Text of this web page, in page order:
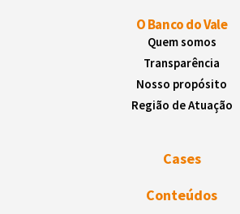
O Banco do Vale
Quem somos
Transparência
Nosso propósito
Região de Atuação
Cases
Conteúdos